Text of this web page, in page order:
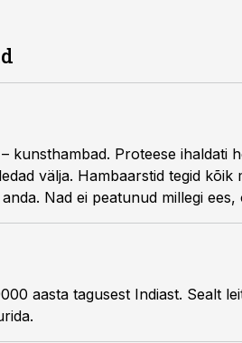
kunst­hambad. Proteese ihaldati
välja. Hambaarstid tegid kõik
Nad ei peatunud millegi ees,
aasta tagusest Indiast. Sealt